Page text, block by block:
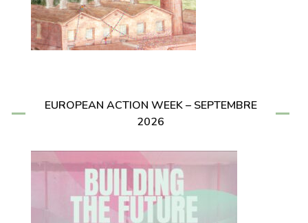
EUROPEAN ACTION WEEK – SEPTEMBRE
2026